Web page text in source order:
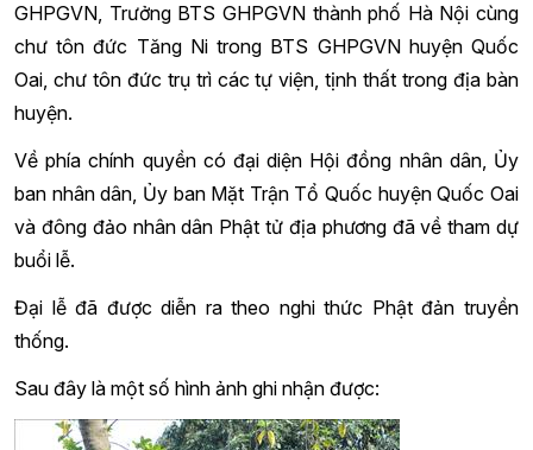
GHPGVN, Trưởng BTS GHPGVN thành phố Hà Nội cùng
chư tôn đức Tăng Ni trong BTS GHPGVN huyện Quốc
Oai, chư tôn đức trụ trì các tự viện, tịnh thất trong địa bàn
huyện.
Về phía chính quyền có đại diện Hội đồng nhân dân, Ủy
ban nhân dân, Ủy ban Mặt Trận Tổ Quốc huyện Quốc Oai
và đông đảo nhân dân Phật tử địa phương đã về tham dự
buổi lễ.
Đại lễ đã được diễn ra theo nghi thức Phật đản truyền
thống.
Sau đây là một số hình ảnh ghi nhận được: